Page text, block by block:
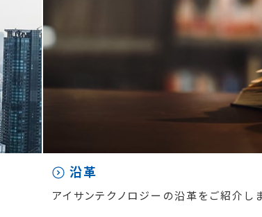
沿革
アイサンテクノロジーの沿革をご紹介しま